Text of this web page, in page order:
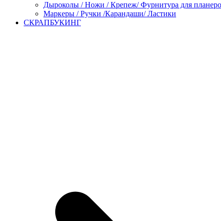
Дыроколы / Ножи / Крепеж/ Фурнитура для
Маркеры / Ручки /Карандаши/ Ластики
СКРАПБУКИНГ